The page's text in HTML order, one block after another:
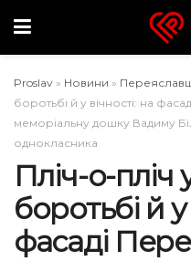
Proslav » Новини »
боротьбі й у вічності: на
меморіальну дошку Вадиму
однокласника
Пліч-о-пліч
боротьбі й у
фасаді